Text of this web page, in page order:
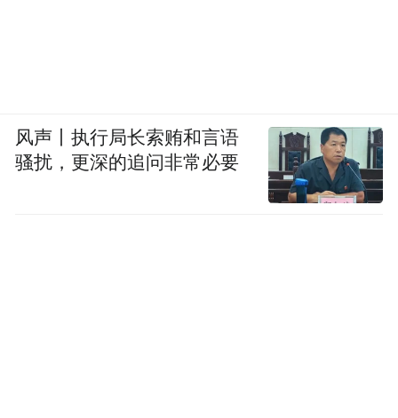
风声丨执行局长索贿和言语
骚扰，更深的追问非常必要